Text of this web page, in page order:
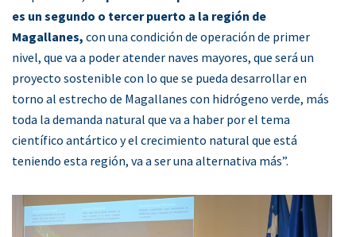
es un segundo o tercer puerto a la región de
Magallanes, con una condición de operación de primer
nivel, que va a poder atender naves mayores, que será un
proyecto sostenible con lo que se pueda desarrollar en
torno al estrecho de Magallanes con hidrógeno verde, más
toda la demanda natural que va a haber por el tema
científico antártico y el crecimiento natural que está
teniendo esta región, va a ser una alternativa más”.